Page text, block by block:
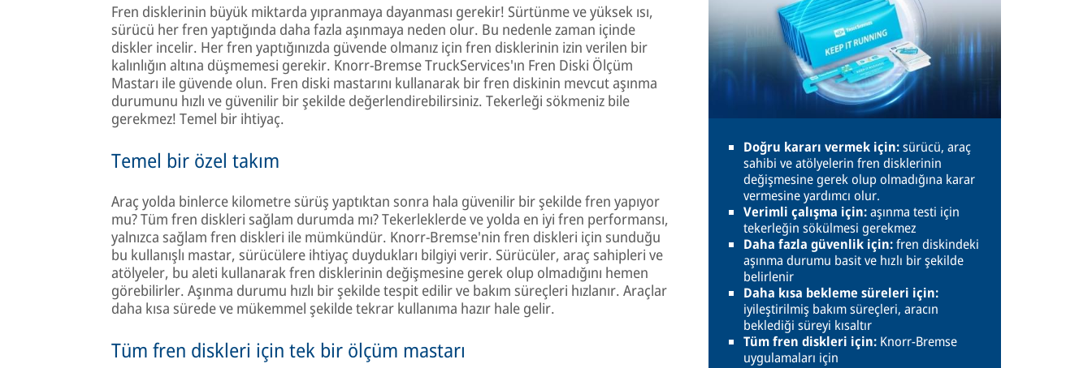
Fren disklerinin büyük miktarda yıpranmaya dayanması gerekir! Sürtünme ve yüksek ısı,
sürücü her fren yaptığında daha fazla aşınmaya neden olur. Bu nedenle zaman içinde
diskler incelir. Her fren yaptığınızda güvende olmanız için fren disklerinin izin verilen bir
kalınlığın altına düşmemesi gerekir. Knorr-Bremse TruckServices'ın Fren Diski Ölçüm
Mastarı ile güvende olun. Fren diski mastarını kullanarak bir fren diskinin mevcut aşınma
durumunu hızlı ve güvenilir bir şekilde değerlendirebilirsiniz. Tekerleği sökmeniz bile
gerekmez! Temel bir ihtiyaç.
Temel bir özel takım
Araç yolda binlerce kilometre sürüş yaptıktan sonra hala güvenilir bir şekilde fren yapıyor
mu? Tüm fren diskleri sağlam durumda mı? Tekerleklerde ve yolda en iyi fren performansı,
yalnızca sağlam fren diskleri ile mümkündür. Knorr-Bremse'nin fren diskleri için sunduğu
bu kullanışlı mastar, sürücülere ihtiyaç duydukları bilgiyi verir. Sürücüler, araç sahipleri ve
atölyeler, bu aleti kullanarak fren disklerinin değişmesine gerek olup olmadığını hemen
görebilirler. Aşınma durumu hızlı bir şekilde tespit edilir ve bakım süreçleri hızlanır. Araçlar
daha kısa sürede ve mükemmel şekilde tekrar kullanıma hazır hale gelir.
Tüm fren diskleri için tek bir ölçüm mastarı
Doğru kararı vermek için:sürücü, araç
sahibi ve atölyelerin fren disklerinin
değişmesine gerek olup olmadığına karar
vermesine yardımcı olur.
Verimli çalışma için:aşınma testi için
tekerleğin sökülmesi gerekmez
Daha fazla güvenlik için:fren diskindeki
aşınma durumu basit ve hızlı bir şekilde
belirlenir
Daha kısa bekleme süreleri için:
iyileştirilmiş bakım süreçleri, aracın
beklediği süreyi kısaltır
Tüm fren diskleri için: Knorr-Bremse
uygulamaları için